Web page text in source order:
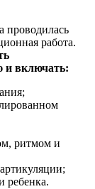
проводилась
работа.
и включать:
ритмом и
ребенка.